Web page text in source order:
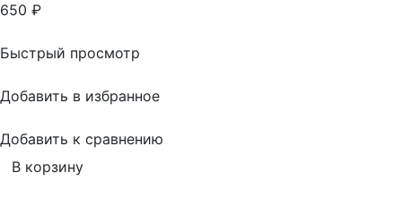
650 ₽
Быстрый просмотр
Добавить в избранное
Добавить к сравнению
В корзину